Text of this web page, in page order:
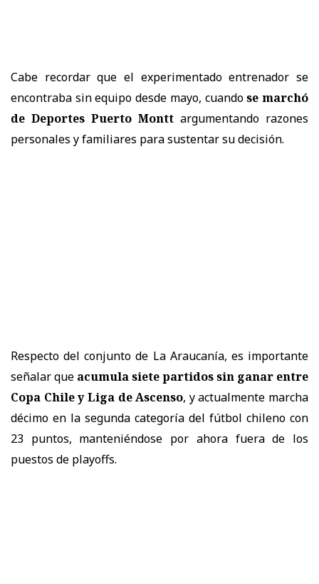
Cabe recordar que el experimentado entrenador se
encontraba sin equipo desde mayo, cuandose marchó
de Deportes Puerto Montt argumentando razones
personales y familiares para sustentar su decisión.
Respecto del conjunto de La Araucanía, es importante
señalar que acumula siete partidos sin ganar entre
Copa Chile y Liga de Ascenso, y actualmente marcha
décimo en la segunda categoría del fútbol chileno con
23 puntos, manteniéndose por ahora fuera de los
puestos de playoffs.